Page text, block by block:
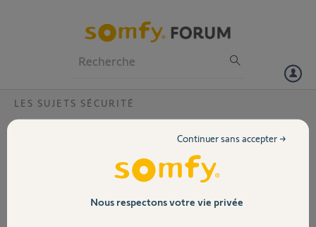
Volet
LES SUJETS SÉCURITÉ
Ayant un problème de piles dans la sirène extérieur (piles changées en
Nous respectons votre vie privée
Continuer sans accepter →